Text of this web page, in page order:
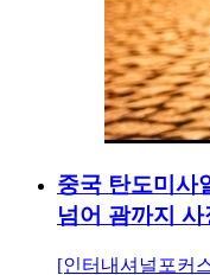
중국 탄도미사
넘어 괌까지 사
[인터내셔널포커